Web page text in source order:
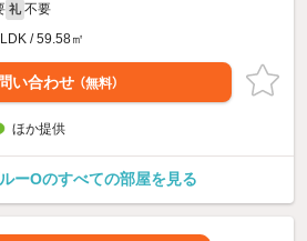
礼 不要
/ 59.58㎡
い合わせ （無料）
ほか提供
ーOのすべての部屋を見る